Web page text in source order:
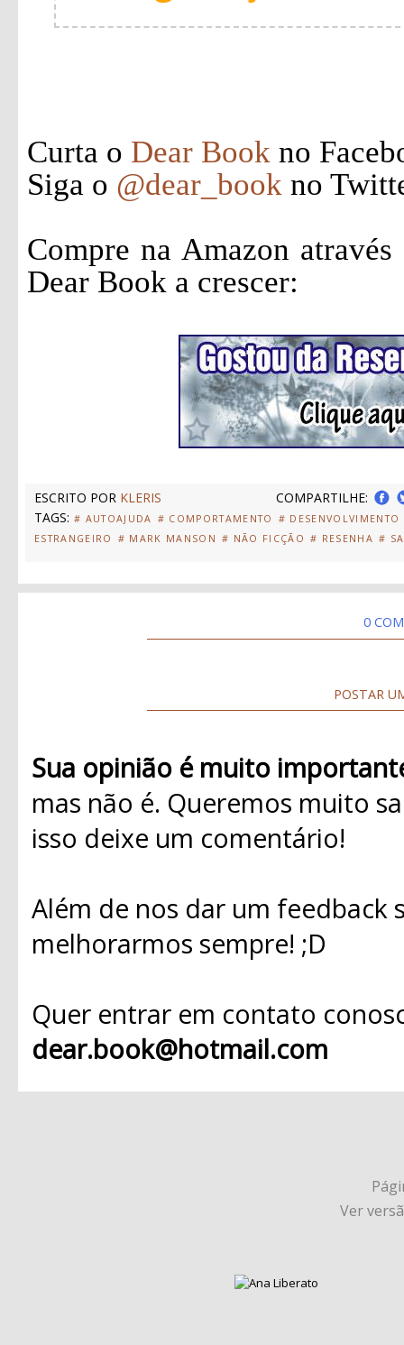
Curta o Dear Book no
Siga o @dear_book no
Compre na Amazon
Dear Book a crescer:
ESCRITO POR KLERIS
COMPARTILHE:
TAGS: # AUTOAJUDA # COMPORTAMENTO
# DESENVOLVIMENTO
ESTRANGEIRO
# MARK MANSON # NÃO FICÇÃO # RESENHA #
0
POSTAR
Sua opinião é muito
mas não é. Queremos muito
isso deixe um comentário!
Além de nos dar um
melhorarmos sempre! ;D
Quer entrar em contato
dear.book@hotmail.com
Ver